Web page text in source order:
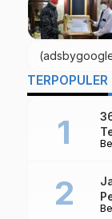
TERPOPULER